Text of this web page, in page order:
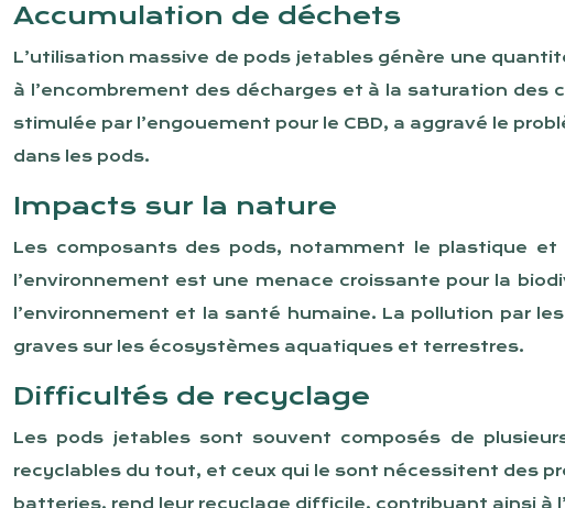
Accumulation de déchets
L’utilisation massive de pods jetables génère une
à l’encombrement des décharges et à la saturation
stimulée par l’engouement pour le CBD, a aggravé le
dans les pods.
Impacts sur la nature
Les composants des pods, notamment le plastique
l’environnement est une menace croissante pour la
l’environnement et la santé humaine. La pollution par
graves sur les écosystèmes aquatiques et terrestres.
Difficultés de recyclage
Les pods jetables sont souvent composés de
recyclables du tout, et ceux qui le sont nécessitent des
batteries, rend leur recyclage difficile, contribuant ainsi à